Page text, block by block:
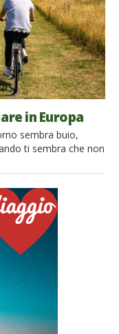
in Europa
sembra buio,
ti sembra che non
percorri. Sir Arthur
di viaggiare di